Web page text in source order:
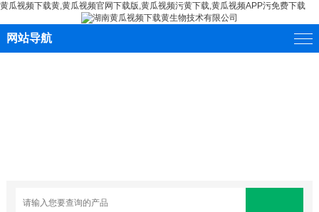
黄瓜视频下载黄,黄瓜视频官网下载版,黄瓜视频污黄下载,黄瓜视频APP污免费下载
网站导航